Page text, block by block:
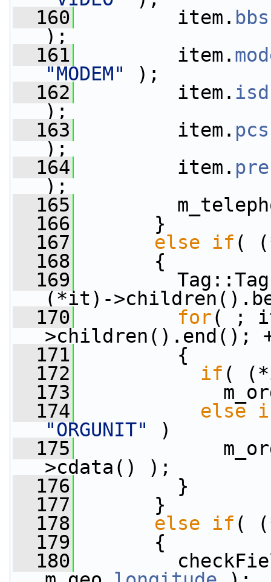
  160
item. bbs
);
  161
item.
"MODEM"
);
  162
item.
);
  163
item. pcs
);
  164
item.
);
  165
  166
}
  167
else if (
  168
{
  169
(*it)-
  170
for( ;
>children().end();
  171
{
  172
if (
  173
  174
else
"ORGUNIT"
)
  175
>cdata() );
  176
}
  177
}
  178
else if (
  179
{
  180